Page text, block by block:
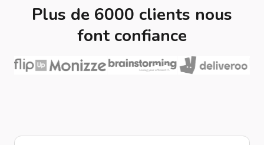
Plus de 6000 clients nous
font confiance